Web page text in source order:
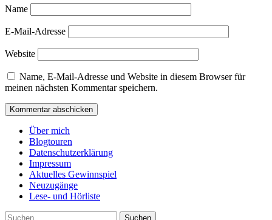
Name
E-Mail-Adresse
Website
Name, E-Mail-Adresse und Website in diesem Browser für
meinen nächsten Kommentar speichern.
Über mich
Blogtouren
Datenschutzerklärung
Impressum
Aktuelles Gewinnspiel
Neuzugänge
Lese- und Hörliste
Suchen